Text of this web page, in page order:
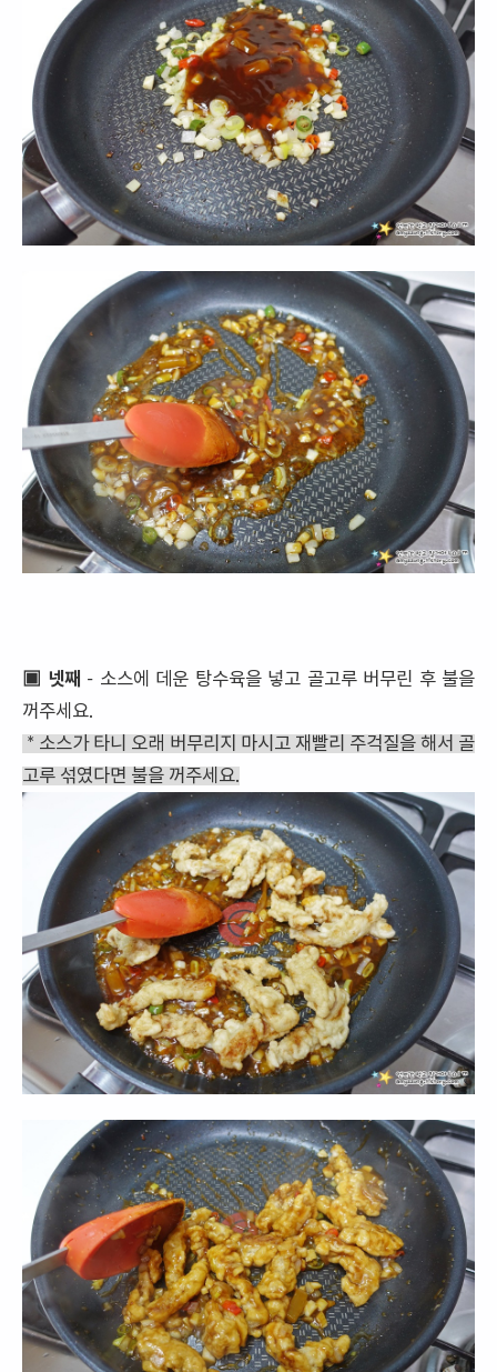
▣ 넷째 - 소스에 데운 탕수육을 넣고 골고루 버무린 후 불을
꺼주세요.
* 소스가 타니 오래 버무리지 마시고 재빨리 주걱질을 해서 골
고루 섞였다면 불을 꺼주세요.